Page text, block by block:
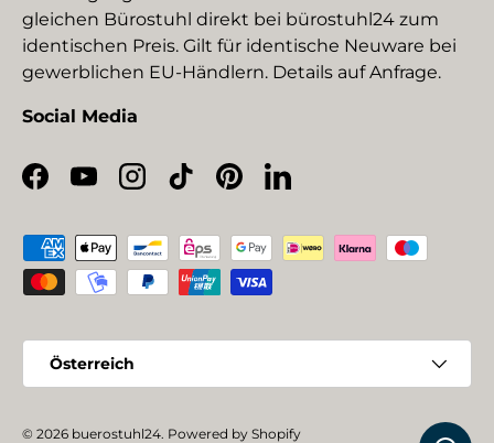
gleichen Bürostuhl direkt bei bürostuhl24 zum
identischen Preis. Gilt für identische Neuware bei
gewerblichen EU-Händlern. Details auf Anfrage.
Social Media
Facebook
YouTubeInstagram
TikTokPinterestLinkedIn
Zahlungsmethoden
Land/Region
Österreich
© 2026 buerostuhl24. Powered by Shopify